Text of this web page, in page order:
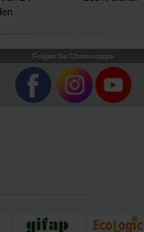
Folgen Sie Chronocarpe